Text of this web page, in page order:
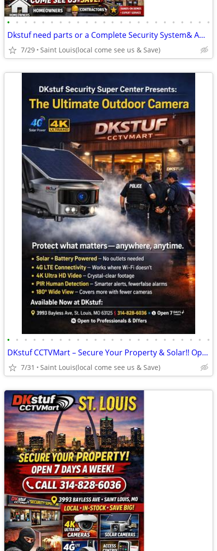
• • • • • • • • • • • • • • • • • • • • • • • •
Dkstuf need parts or a Complete Security System& Automation & More!
7/29 Saint Louis(local come see us & Save)
• • • • • • • • • • • • • • • • • • • • • • • •
DKstuf CCTVMart – Secure Your Property & Solar!! Open 7 Days A Week!
7/31 Saint Louis(local come see us & Save)